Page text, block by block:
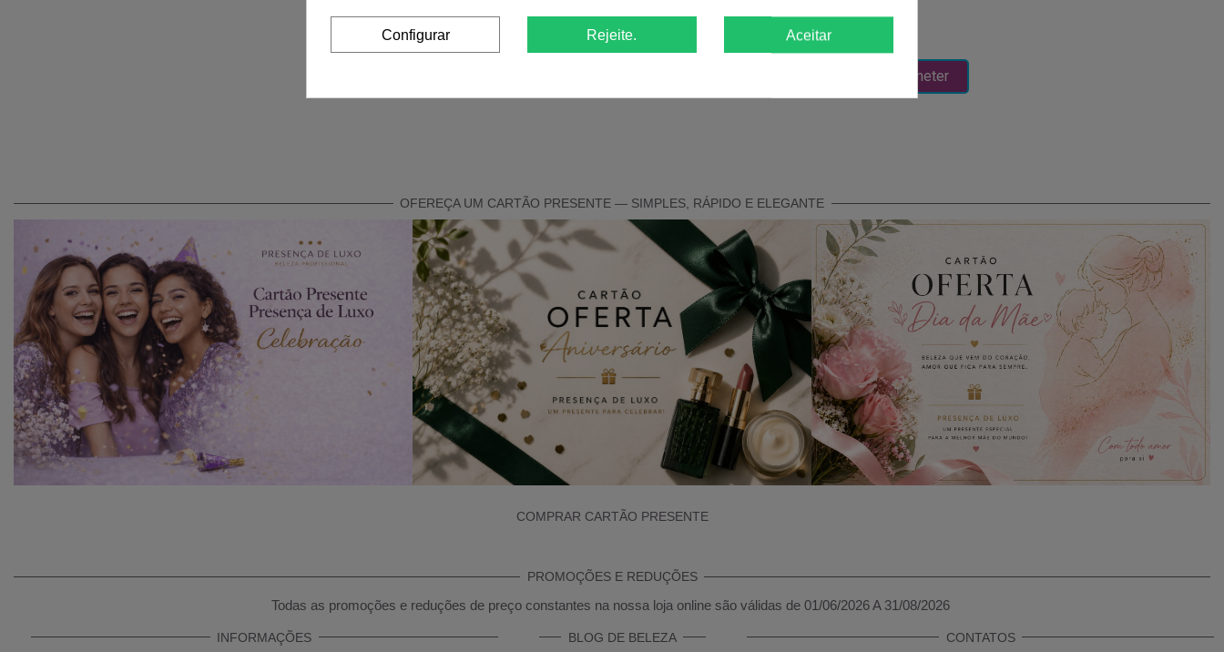
OFEREÇA UM CARTÃO PRESENTE — SIMPLES, RÁPIDO E ELEGANTE
COMPRAR CARTÃO PRESENTE
PROMOÇÕES E REDUÇÕES
Todas as promoções e reduções de preço constantes na nossa loja online são válidas de 01/06/2026 A 31/08/2026
INFORMAÇÕES BLOG DE BELEZA CONTATOS
Configurar Rejeite. Aceitar